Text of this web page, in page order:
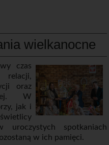
wielkanocne
czas
oraz
W
jak i
spotkaniach
w ich pamięci.